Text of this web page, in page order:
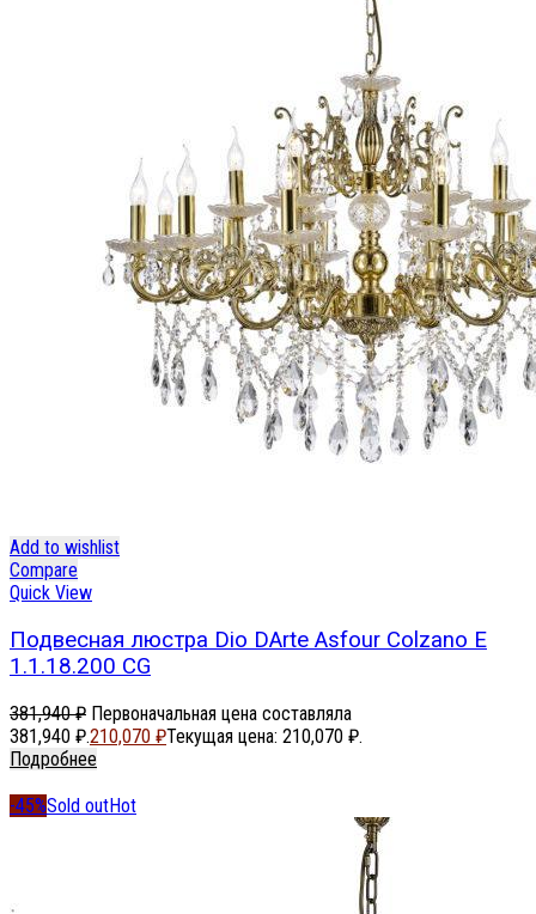
Add to wishlist
Compare
Quick View
Подвесная люстра Dio DArte Asfour Colzano E
1.1.18.200 CG
381,940₽ Первоначальная цена составляла
381,940 ₽.210,070 ₽Текущая цена: 210,070 ₽.
Подробнее
-45%Sold outHot